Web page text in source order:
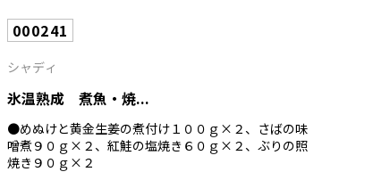
000241
シャディ
氷温熟成 煮魚・焼...
●めぬけと黄金生姜の煮付け１００ｇ×２、さばの味
噌煮９０ｇ×２、紅鮭の塩焼き６０ｇ×２、ぶりの照
焼き９０ｇ×２